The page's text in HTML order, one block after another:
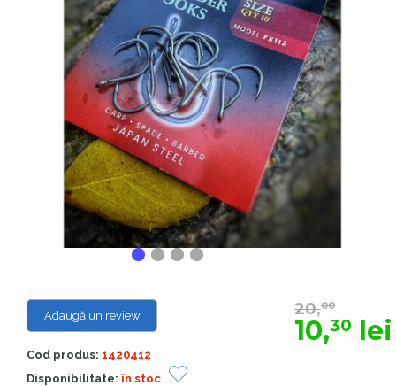
Adaugă un review
Cod produs: 1420412
Disponibilitate: în stoc
20,00
10,30 lei